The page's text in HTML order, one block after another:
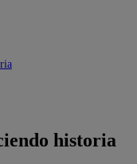
historia